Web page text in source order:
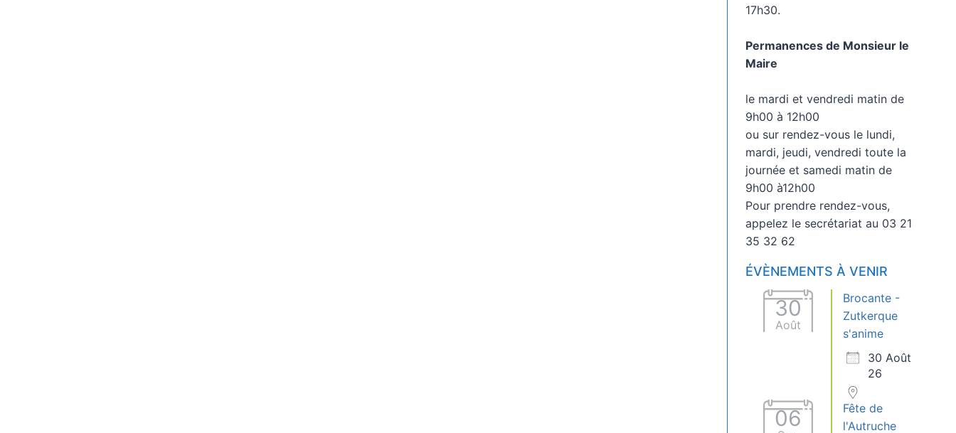
17h30.
Permanences de Monsieur le
Maire
le mardi et vendredi matin de
9h00 à 12h00
ou sur rendez-vous le lundi,
mardi, jeudi, vendredi toute la
journée et samedi matin de
9h00 à12h00
Pour prendre rendez-vous,
appelez le secrétariat au 03 21
35 32 62
ÉVÈNEMENTS À VENIR
30
Août
Brocante -
Zutkerque
s'anime
30 Août
26
06
Fête de
l'Autruche